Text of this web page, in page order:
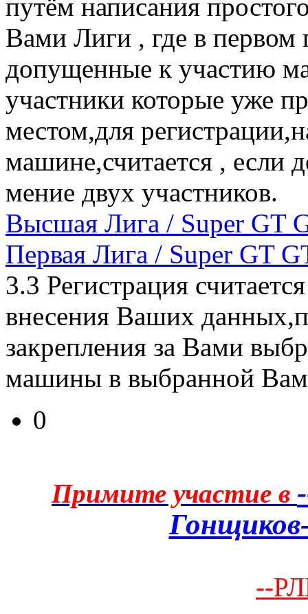
путём написания
Вами Лиги , где в первом
допущенные к участию
участники которые уже
местом,для
машине,считается , если
мение двух участников.
Высшая Лига / Super GT
Первая Лига / Super GT
3.3 Регистрация
внесения Ваших
закрепления за Вами
машины в выбранной
0
Примите участие в
--